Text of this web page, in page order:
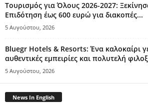
Τουρισμός για Όλους 2026-2027:
Επιδότηση έως 600 ευρώ για διακοπές...
5 Αυγούστου, 2026
Bluegr Hotels & Resorts: Ένα καλοκαίρι
αυθεντικές εμπειρίες και πολυτελή
5 Αυγούστου, 2026
News In English